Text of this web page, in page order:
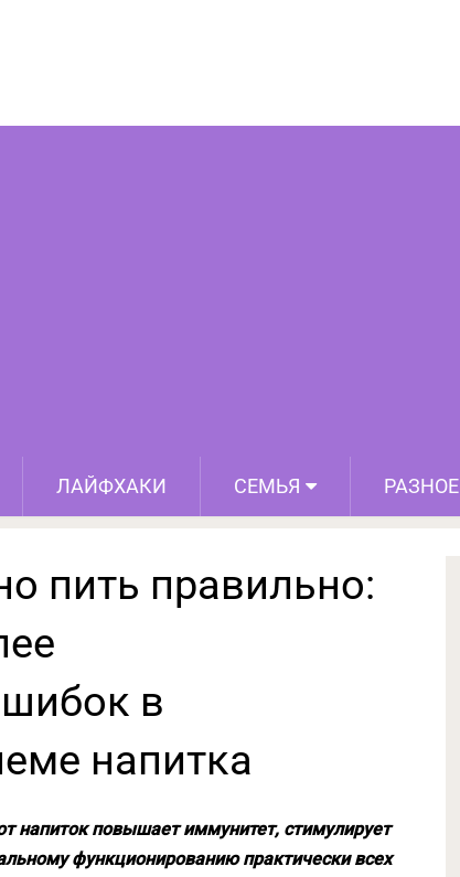
ЛАЙФХАКИ СЕМЬЯ РАЗНОЕ
правильно: как избежать
ошибок в приготовлении и
напитка
пить правильно:
в
напитка
напиток повышает иммунитет, стимулирует
функционированию практически всех